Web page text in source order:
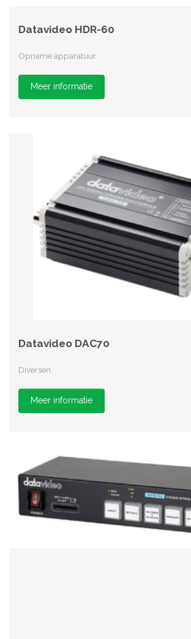
Datavideo HDR-60
Opname apparatuur
Meer informatie
Datavideo DAC70
Diversen
Meer informatie